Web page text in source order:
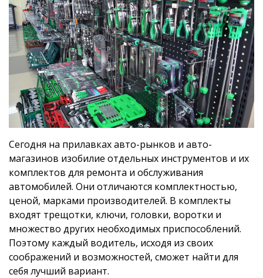
Сегодня на прилавках авто-рынков и авто-
магазинов изобилие отдельных инструментов и их
комплектов для ремонта и обслуживания
автомобилей. Они отличаются комплектностью,
ценой, марками производителей. В комплекты
входят трещотки, ключи, головки, воротки и
множество других необходимых приспособлений.
Поэтому каждый водитель, исходя из своих
соображений и возможностей, сможет найти для
себя лучший вариант.